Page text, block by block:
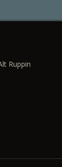
Ruppin